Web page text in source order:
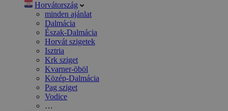
Horvátország
minden ajánlat
Dalmácia
Észak-Dalmácia
Horvát szigetek
Isztria
Krk sziget
Kvarner-öböl
Közép-Dalmácia
Pag sziget
Vodice
…